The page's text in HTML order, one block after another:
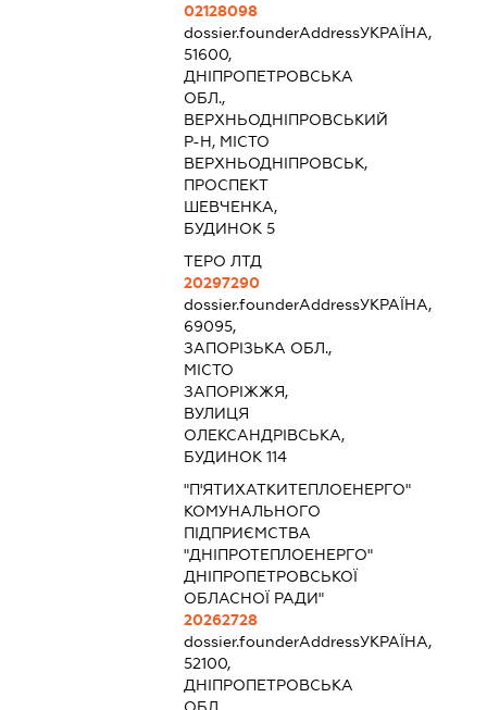
02128098
dossier.founderAddressУКРАЇНА,
51600,
ДНІПРОПЕТРОВСЬКА
ОБЛ.,
ВЕРХНЬОДНІПРОВСЬКИЙ
Р-Н, МІСТО
ВЕРХНЬОДНІПРОВСЬК,
ПРОСПЕКТ
ШЕВЧЕНКА,
БУДИНОК 5
ТЕРО ЛТД
20297290
dossier.founderAddressУКРАЇНА,
69095,
ЗАПОРІЗЬКА ОБЛ.,
МІСТО
ЗАПОРІЖЖЯ,
ВУЛИЦЯ
ОЛЕКСАНДРІВСЬКА,
БУДИНОК 114
"П'ЯТИХАТКИТЕПЛОЕНЕРГО"
КОМУНАЛЬНОГО
ПІДПРИЄМСТВА
"ДНІПРОТЕПЛОЕНЕРГО"
ДНІПРОПЕТРОВСЬКОЇ
ОБЛАСНОЇ РАДИ"
20262728
dossier.founderAddressУКРАЇНА,
52100,
ДНІПРОПЕТРОВСЬКА